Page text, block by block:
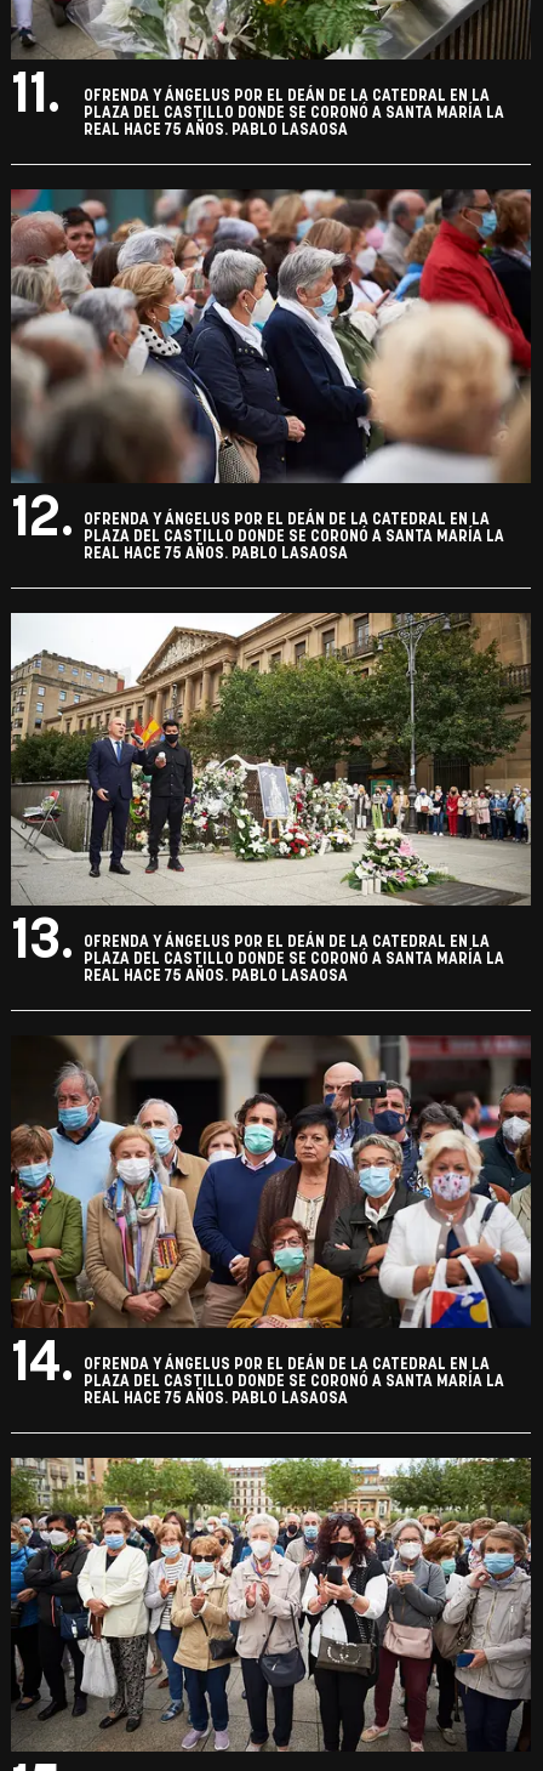
11.
OFRENDA Y ÁNGELUS POR EL DEÁN DE LA CATEDRAL EN LA
PLAZA DEL CASTILLO DONDE SE CORONÓ A SANTA MARÍA LA
REAL HACE 75 AÑOS. PABLO LASAOSA
12.
OFRENDA Y ÁNGELUS POR EL DEÁN DE LA CATEDRAL EN LA
PLAZA DEL CASTILLO DONDE SE CORONÓ A SANTA MARÍA LA
REAL HACE 75 AÑOS. PABLO LASAOSA
13.
OFRENDA Y ÁNGELUS POR EL DEÁN DE LA CATEDRAL EN LA
PLAZA DEL CASTILLO DONDE SE CORONÓ A SANTA MARÍA LA
REAL HACE 75 AÑOS. PABLO LASAOSA
14.
OFRENDA Y ÁNGELUS POR EL DEÁN DE LA CATEDRAL EN LA
PLAZA DEL CASTILLO DONDE SE CORONÓ A SANTA MARÍA LA
REAL HACE 75 AÑOS. PABLO LASAOSA